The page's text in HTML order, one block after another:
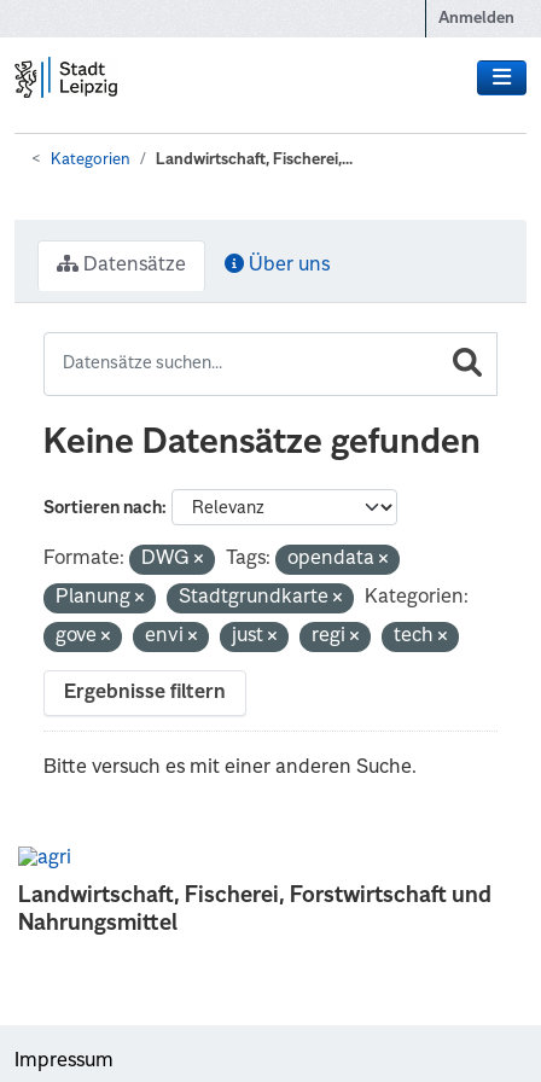
Anmelden
Kategorien Landwirtschaft, Fischerei,...
Landwirtschaft, Fischerei, Forstwirtschaft und
Nahrungsmittel
Datensätze Über uns
Keine Datensätze gefunden
Sortieren nach
Formate: DWG Tags:
opendata
Planung
Stadtgrundkarte
Kategorien:
gove
envi just regi tech
Ergebnisse filtern
Bitte versuch es mit einer anderen Suche.
Impressum